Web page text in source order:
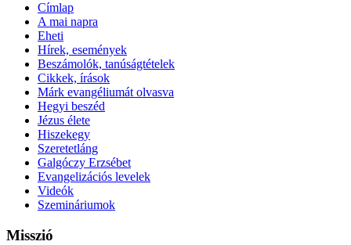
Címlap
A mai napra
Eheti
Hírek, események
Beszámolók, tanúságtételek
Cikkek, írások
Márk evangéliumát olvasva
Hegyi beszéd
Jézus élete
Hiszekegy
Szeretetláng
Galgóczy Erzsébet
Evangelizációs levelek
Videók
Szemináriumok
Misszió